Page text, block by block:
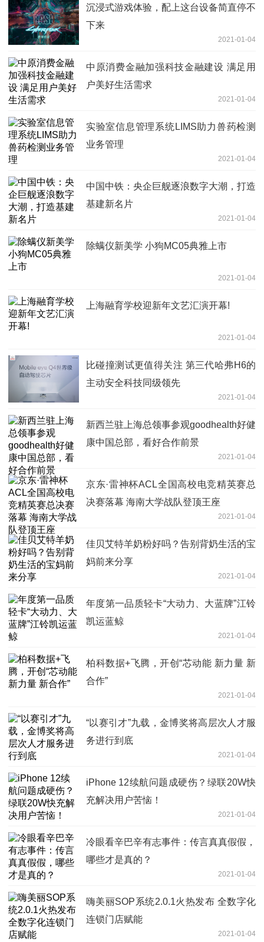
沉浸式游戏体验，配上这台设备简直停不
下来
2021-01-04
中原消费金融加强科技金融建设 满足用
户美好生活需求
2021-01-04
实验室信息管理系统LIMS助力兽药检测
业务管理
2021-01-04
中国中铁：央企巨舰逐浪数字大潮，打造
基建新名片
2021-01-04
除螨仪新美学 小狗MC05典雅上市
2021-01-04
上海融育学校迎新年文艺汇演开幕!
2021-01-04
比碰撞测试更值得关注 第三代哈弗H6的
主动安全科技同级领先
2021-01-04
新西兰驻上海总领事参观goodhealth好健
康中国总部，看好合作前景
2021-01-04
京东·雷神杯ACL全国高校电竞精英赛总
决赛落幕 海南大学战队登顶王座
2021-01-04
佳贝艾特羊奶粉好吗？告别背奶生活的宝
妈前来分享
2021-01-04
年度第一品质轻卡“大动力、大蓝牌”江铃
凯运蓝鲸
2021-01-04
柏科数据+飞腾，开创“芯动能 新力量 新
合作”
2021-01-04
“以赛引才”九载，金博奖将高层次人才服
务进行到底
2021-01-04
iPhone 12续航问题成硬伤？绿联20W快
充解决用户苦恼！
2021-01-04
冷眼看辛巴辛有志事件：传言真真假假，
哪些才是真的？
2021-01-04
嗨美丽SOP系统2.0.1火热发布 全数字化
连锁门店赋能
2021-01-04